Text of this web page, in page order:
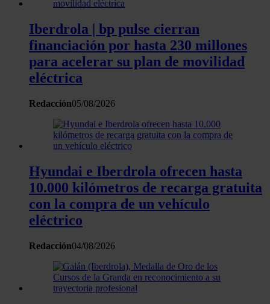
Las cookies de este sitio web se usan para personalizar el
analizar el tráfico. Además, compartimos información sobre
uso que haga del sitio web con nuestros partners de redes
sociales, publicidad y análisis web, quienes pueden
con otra información que les haya proporcionado o que
Iberdrola | bp pulse cierran
financiación por hasta 230 millones
para acelerar su plan de movilidad
eléctrica
Redacción05/08/2026
Hyundai e Iberdrola ofrecen hasta
10.000 kilómetros de recarga gratuita
con la compra de un vehículo
eléctrico
Redacción04/08/2026